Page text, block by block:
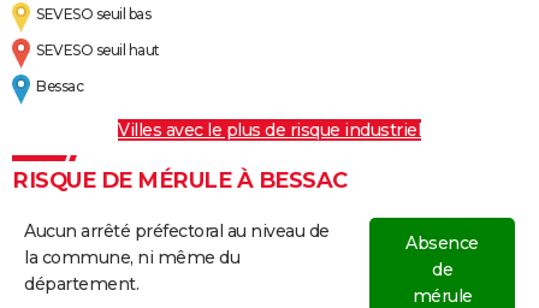
SEVESO seuil bas
SEVESO seuil haut
Bessac
Villes avec le plus de risque industriel
RISQUE DE MÉRULE À BESSAC
Aucun arrêté préfectoral au niveau de
la commune, ni même du
département.
Absence
de
mérule